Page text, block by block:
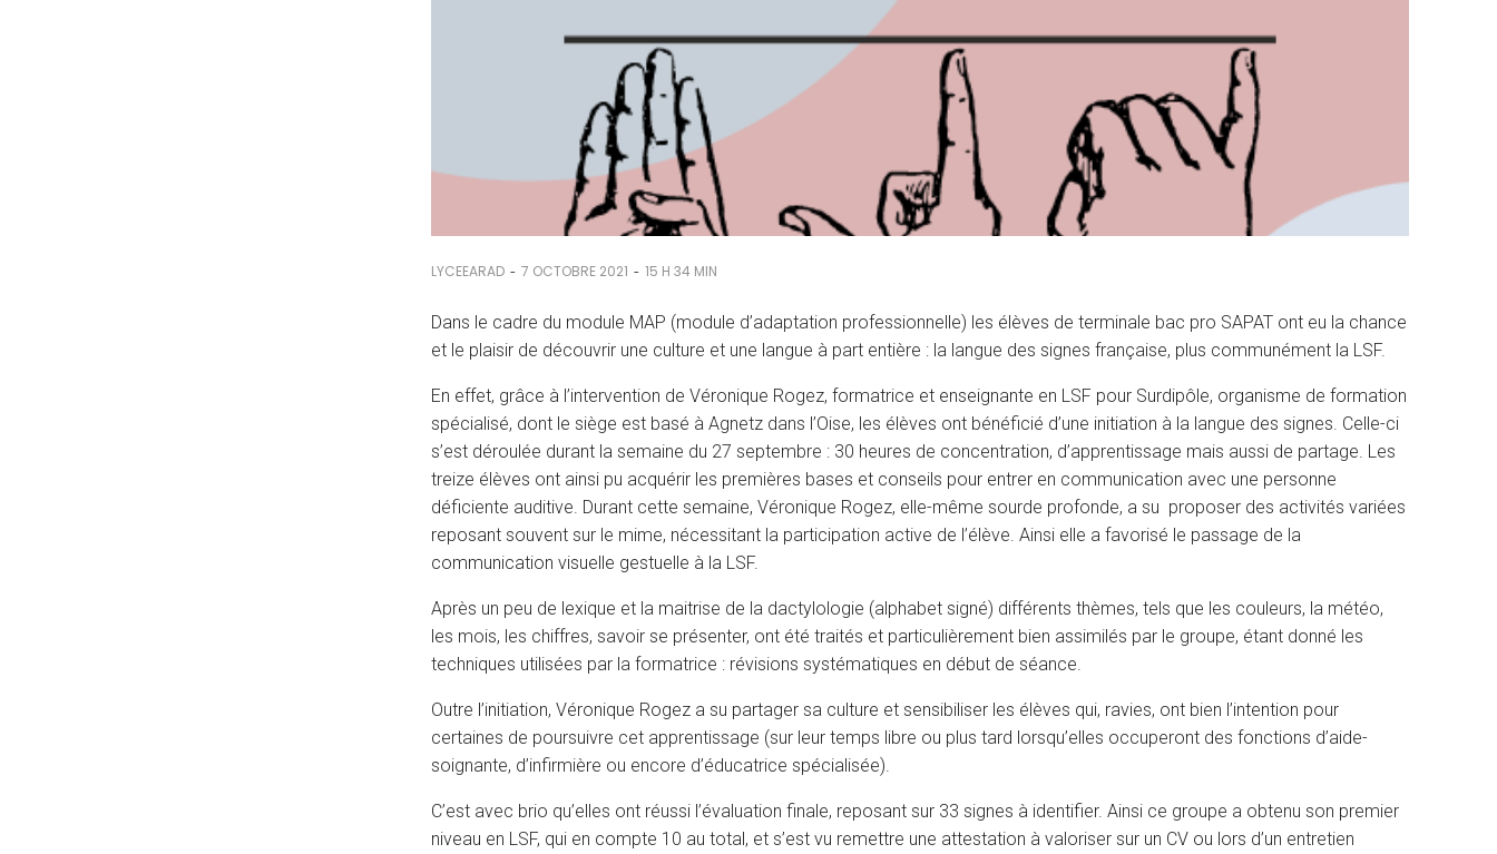
LYCEEARAD - 7 OCTOBRE 2021 - 15 H 34 MIN
Dans le cadre du module MAP (module d’adaptation professionnelle) les élèves de terminale bac pro SAPAT ont eu la chance
et le plaisir de découvrir une culture et une langue à part entière : la langue des signes française, plus communément la LSF.
En effet, grâce à l’intervention de Véronique Rogez, formatrice et enseignante en LSF pour Surdipôle, organisme de formation
spécialisé, dont le siège est basé à Agnetz dans l’Oise, les élèves ont bénéficié d’une initiation à la langue des signes. Celle-ci
s’est déroulée durant la semaine du 27 septembre : 30 heures de concentration, d’apprentissage mais aussi de partage. Les
treize élèves ont ainsi pu acquérir les premières bases et conseils pour entrer en communication avec une personne
déficiente auditive. Durant cette semaine, Véronique Rogez, elle-même sourde profonde, a su proposer des activités variées
reposant souvent sur le mime, nécessitant la participation active de l’élève. Ainsi elle a favorisé le passage de la
communication visuelle gestuelle à la LSF.
Après un peu de lexique et la maitrise de la dactylologie (alphabet signé) différents thèmes, tels que les couleurs, la météo,
les mois, les chiffres, savoir se présenter, ont été traités et particulièrement bien assimilés par le groupe, étant donné les
techniques utilisées par la formatrice : révisions systématiques en début de séance.
Outre l’initiation, Véronique Rogez a su partager sa culture et sensibiliser les élèves qui, ravies, ont bien l’intention pour
certaines de poursuivre cet apprentissage (sur leur temps libre ou plus tard lorsqu’elles occuperont des fonctions d’aide-
soignante, d’infirmière ou encore d’éducatrice spécialisée).
C’est avec brio qu’elles ont réussi l’évaluation finale, reposant sur 33 signes à identifier. Ainsi ce groupe a obtenu son premier
niveau en LSF, qui en compte 10 au total, et s’est vu remettre une attestation à valoriser sur un CV ou lors d’un entretien